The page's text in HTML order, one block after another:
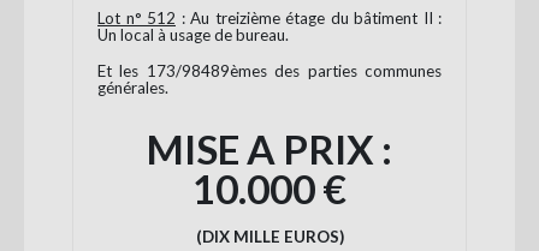
Lot n° 512 : Au treizième étage du bâtiment II :
Un local à usage de bureau.
Et les 173/98489èmes des parties communes
générales.
MISE A PRIX :
10.000 €
(DIX MILLE EUROS)